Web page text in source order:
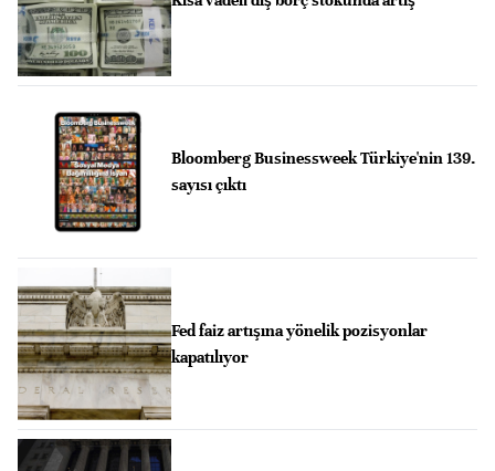
Bloomberg Businessweek Türkiye'nin 139.
sayısı çıktı
Fed faiz artışına yönelik pozisyonlar
kapatılıyor